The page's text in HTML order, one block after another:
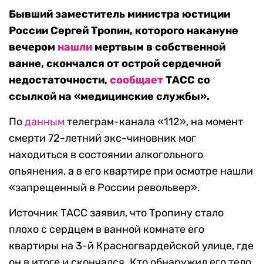
Бывший заместитель министра юстиции
России Сергей Тропин, которого накануне
вечером нашли мертвым в собственной
ванне, скончался от острой сердечной
недостаточности,сообщаетТАСС со
ссылкой на «медицинские службы».
Поданным телеграм-канала «112», на момент
смерти 72-летний экс-чиновник мог
находиться в состоянии алкогольного
опьянения, а в его квартире при осмотре нашли
«запрещенный в России револьвер».
Источник ТАСС заявил, что Тропину стало
плохо с сердцем в ванной комнате его
квартиры на 3-й Красногвардейской улице, где